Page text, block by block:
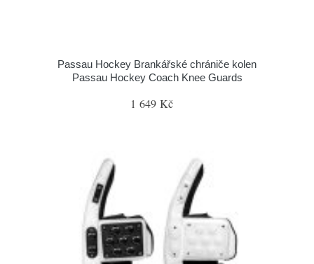
Passau Hockey Brankářské chrániče kolen
Passau Hockey Coach Knee Guards
1 649 Kč